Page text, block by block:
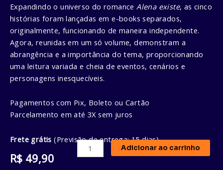
Expandindo o universo do romanceAlena existe, as cinco
histórias foram lançadas em e-books separados,
originalmente, funcionando de maneira independente.
Agora, reunidas em um só volume, demonstram a
abrangência e a importância do tema, proporcionando
uma leitura variada e cheia de eventos, cenários e
personagens inesquecíveis.
Pagamentos com Pix, Boleto ou Cartão
Parcelamento em até 3X sem juros
Frete grátis(Previsão de entrega: 15 dias)
R$ 49,90
Adicionar ao carrinho